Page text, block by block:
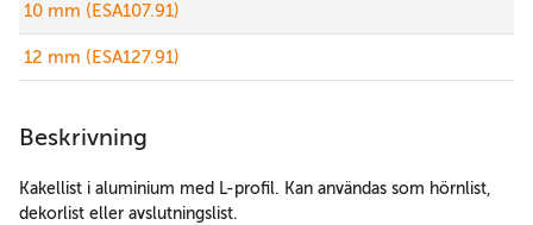
10 mm (ESA107.91)
12 mm (ESA127.91)
Beskrivning
Kakellist i aluminium med L-profil. Kan användas som hörnlist,
dekorlist eller avslutningslist.